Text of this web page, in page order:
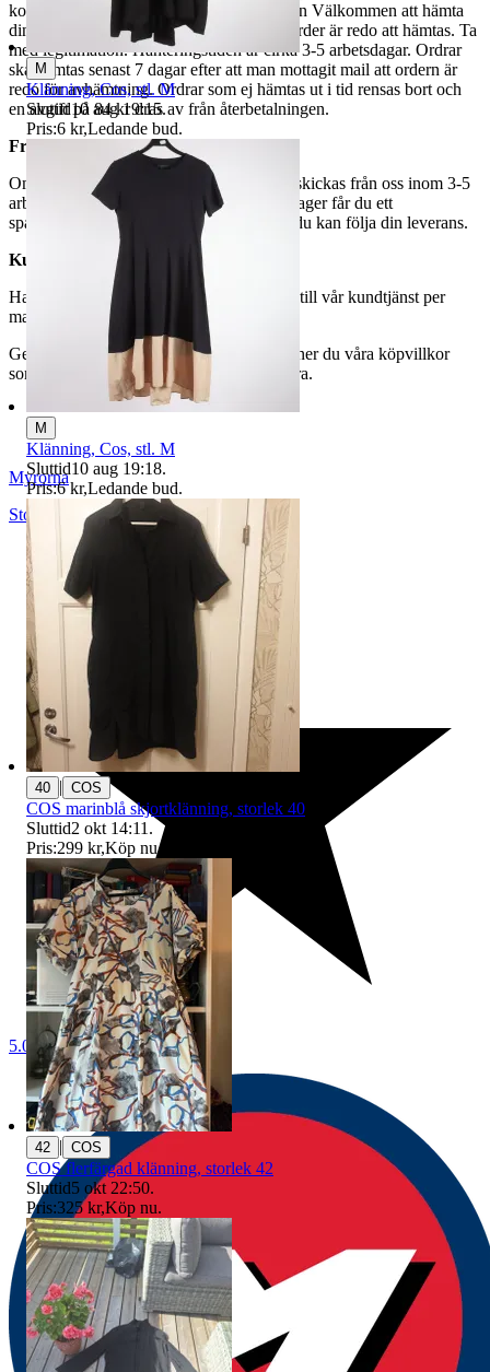
kommer att få ett separat mail med rubriken Välkommen att hämta
din order på Myrorna i Ropsten! när din order är redo att hämtas. Ta
med legitimation. Hanteringstiden är cirka 3-5 arbetsdagar. Ordrar
ska hämtas senast 7 dagar efter att man mottagit mail att ordern är
redo för avhämtning. Ordrar som ej hämtas ut i tid rensas bort och
en avgift på 84 kr dras av från återbetalningen.
Frakt
Om du har valt frakt kommer din vara att skickas från oss inom 3-5
arbetsdagar. När din vara har lämnat vårt lager får du ett
spårningsnummer av DSV inom kort där du kan följa din leverans.
Kundservice
Har du frågor eller funderingar hör av dig till vår kundtjänst per
mail:
webbshop@myrorna.se
Genom att buda på våra annonser godkänner du våra köpvillkor
som du hittar på vår infosida här på Tradera.
Myrorna
Stockholm
,Sverige
5.0
M
Klänning, Cos, stl. M
Sluttid10 aug 19:15.
Pris:6 kr,Ledande bud.
M
Klänning, Cos, stl. M
Sluttid10 aug 19:18.
Pris:6 kr,Ledande bud.
40 | COS
COS marinblå skjortklänning, storlek 40
Sluttid2 okt 14:11 .
Pris:299 kr,Köp nu.
42 | COS
COS flerfärgad klänning, storlek 42
Sluttid5 okt 22:50.
Pris:325 kr,Köp nu.